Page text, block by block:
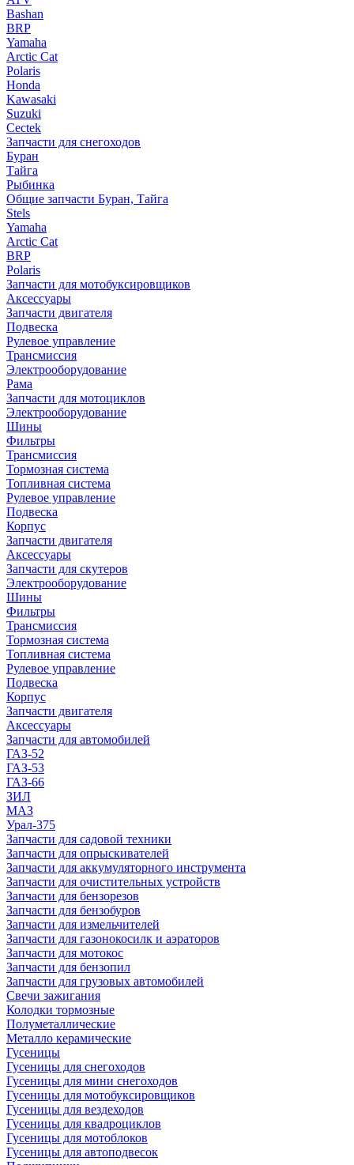
Bashan
BRP
Yamaha
Arctic Cat
Polaris
Honda
Kawasaki
Suzuki
Cectek
Запчасти для снегоходов
Буран
Тайга
Рыбинка
Общие запчасти Буран, Тайга
Stels
Yamaha
Arctic Cat
BRP
Polaris
Запчасти для мотобуксировщиков
Аксессуары
Запчасти двигателя
Подвеска
Рулевое управление
Трансмиссия
Электрооборудование
Рама
Запчасти для мотоциклов
Электрооборудование
Шины
Фильтры
Трансмиссия
Тормозная система
Топливная система
Рулевое управление
Подвеска
Корпус
Запчасти двигателя
Аксессуары
Запчасти для скутеров
Электрооборудование
Шины
Фильтры
Трансмиссия
Тормозная система
Топливная система
Рулевое управление
Подвеска
Корпус
Запчасти двигателя
Аксессуары
Запчасти для автомобилей
ГАЗ-52
ГАЗ-53
ГАЗ-66
ЗИЛ
МАЗ
Урал-375
Запчасти для садовой техники
Запчасти для опрыскивателей
Запчасти для аккумуляторного инструмента
Запчасти для очистительных устройств
Запчасти для бензорезов
Запчасти для бензобуров
Запчасти для измельчителей
Запчасти для газонокосилк и аэраторов
Запчасти для мотокос
Запчасти для бензопил
Запчасти для грузовых автомобилей
Свечи зажигания
Колодки тормозные
Полуметаллические
Металло керамические
Гусеницы
Гусеницы для снегоходов
Гусеницы для мини снегоходов
Гусеницы для мотобуксировщиков
Гусеницы для вездеходов
Гусеницы для квадроциклов
Гусеницы для мотоблоков
Гусеницы для автоподвесок